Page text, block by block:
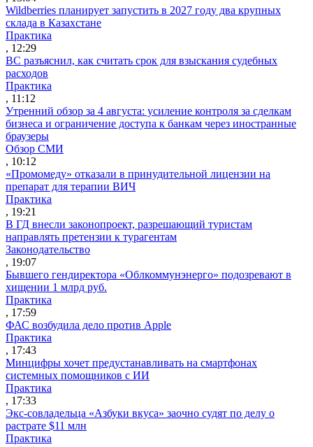
Wildberries планирует запустить в 2027 году два крупных
склада в Казахстане
Практика
, 12:29
ВС разъяснил, как считать срок для взыскания судебных
расходов
Практика
, 11:12
Утренний обзор за 4 августа: усиление контроля за сделкам
бизнеса и ограничение доступа к банкам через иностранные
браузеры
Обзор СМИ
, 10:12
«Промомеду» отказали в принудительной лицензии на
препарат для терапии ВИЧ
Практика
, 19:21
В ГД внесли законопроект, разрешающий туристам
направлять претензии к турагентам
Законодательство
, 19:07
Бывшего гендиректора «Облкоммунэнерго» подозревают в
хищении 1 млрд руб.
Практика
, 17:59
ФАС возбудила дело против Apple
Практика
, 17:43
Минцифры хочет предустанавливать на смартфонах
системных помощников с ИИ
Практика
, 17:33
Экс-совладельца «Азбуки вкуса» заочно судят по делу о
растрате $11 млн
Практика